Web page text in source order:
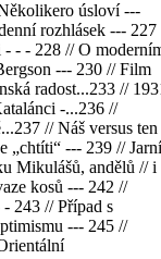
úsloví ---
rozhlásek --- 227
- - 228 // O
--- 230 // Film
radost...233 //
-...236 //
// Náš versus ten
„chtíti“ --- 239 // Jarní
Mikulášů, andělů // i
kosů --- 242 //
243 // Případ s
--- 245 //